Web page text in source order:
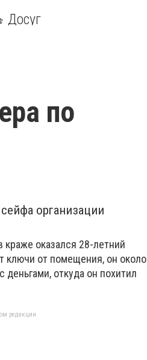
Досуг
по
организации
оказался 28-летний
ключи от помещения, он около
откуда он похитил
редакции